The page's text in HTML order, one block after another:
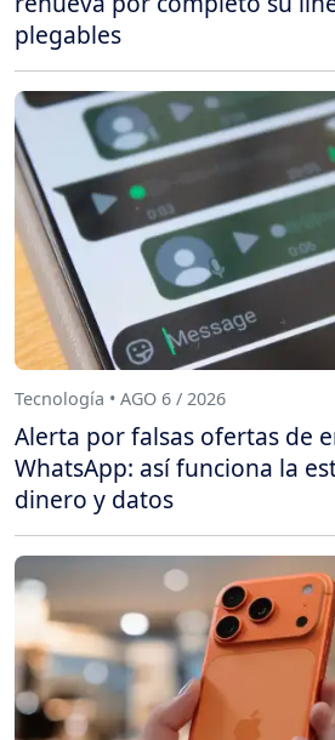
plegables
Tecnología • AGO 6 / 2026
Alerta por falsas ofertas de
WhatsApp: así funciona la
dinero y datos